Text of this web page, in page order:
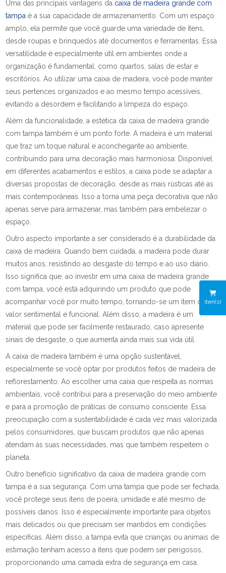
iten(s)
Uma das principais vantagens da caixa de madeira grande com
tampa é a sua capacidade de armazenamento. Com um espaço
amplo, ela permite que você guarde uma variedade de itens,
desde roupas e brinquedos até documentos e ferramentas. Essa
versatilidade é especialmente útil em ambientes onde a
organização é fundamental, como quartos, salas de estar e
escritórios. Ao utilizar uma caixa de madeira, você pode manter
seus pertences organizados e ao mesmo tempo acessíveis,
evitando a desordem e facilitando a limpeza do espaço.
Além da funcionalidade, a estética da caixa de madeira grande
com tampa também é um ponto forte. A madeira é um material
que traz um toque natural e aconchegante ao ambiente,
contribuindo para uma decoração mais harmoniosa. Disponível
em diferentes acabamentos e estilos, a caixa pode se adaptar a
diversas propostas de decoração, desde as mais rústicas até as
mais contemporâneas. Isso a torna uma peça decorativa que não
apenas serve para armazenar, mas também para embelezar o
espaço.
Outro aspecto importante a ser considerado é a durabilidade da
caixa de madeira. Quando bem cuidada, a madeira pode durar
muitos anos, resistindo ao desgaste do tempo e ao uso diário.
Isso significa que, ao investir em uma caixa de madeira grande
com tampa, você está adquirindo um produto que pode
acompanhar você por muito tempo, tornando-se um item de
valor sentimental e funcional. Além disso, a madeira é um
material que pode ser facilmente restaurado, caso apresente
sinais de desgaste, o que aumenta ainda mais sua vida útil.
A caixa de madeira também é uma opção sustentável,
especialmente se você optar por produtos feitos de madeira de
reflorestamento. Ao escolher uma caixa que respeita as normas
ambientais, você contribui para a preservação do meio ambiente
e para a promoção de práticas de consumo consciente. Essa
preocupação com a sustentabilidade é cada vez mais valorizada
pelos consumidores, que buscam produtos que não apenas
atendam às suas necessidades, mas que também respeitem o
planeta.
Outro benefício significativo da caixa de madeira grande com
tampa é a sua segurança. Com uma tampa que pode ser fechada,
você protege seus itens de poeira, umidade e até mesmo de
possíveis danos. Isso é especialmente importante para objetos
mais delicados ou que precisam ser mantidos em condições
específicas. Além disso, a tampa evita que crianças ou animais de
estimação tenham acesso a itens que podem ser perigosos,
proporcionando uma camada extra de segurança em casa.